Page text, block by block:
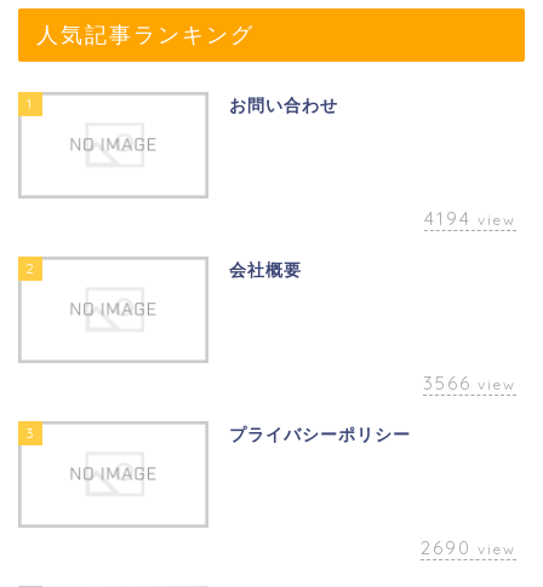
人気記事ランキング
1 お問い合わせ
4194 view
2 会社概要
3566 view
3 プライバシーポリシー
2690 view